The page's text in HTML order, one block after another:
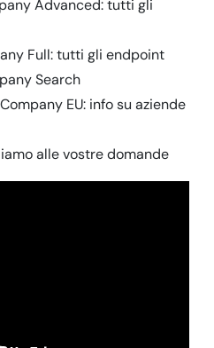
Advanced: tutti gli
Full: tutti gli endpoint
Search
EU: info su aziende
alle vostre domande